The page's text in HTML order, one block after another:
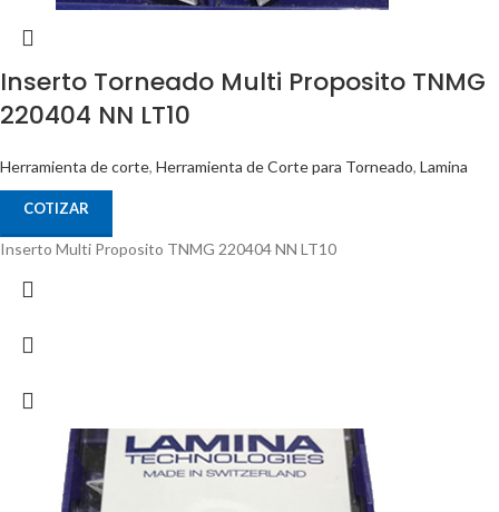
Inserto Torneado Multi Proposito TNMG
220404 NN LT10
Herramienta de corte, Herramienta de Corte para Torneado, Lamina
COTIZAR
Inserto Multi Proposito TNMG 220404 NN LT10